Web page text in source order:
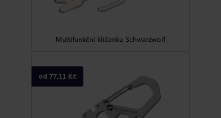
Multifunkční klíčenka Schwarzwolf
od 77,11 Kč